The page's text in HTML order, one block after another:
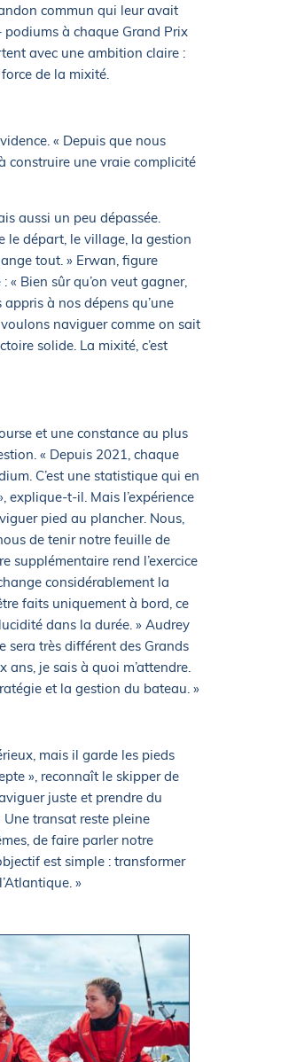
commun qui leur avait
podiums à chaque Grand Prix
avec une ambition claire :
de la mixité.
« Depuis que nous
construire une vraie complicité
aussi un peu dépassée.
le départ, le village, la gestion
tout. » Erwan, figure
« Bien sûr qu’on veut gagner,
à nos dépens qu’une
naviguer comme on sait
solide. La mixité, c’est
et une constance au plus
« Depuis 2021, chaque
C’est une statistique qui en
explique-t-il. Mais l’expérience
pied au plancher. Nous,
de tenir notre feuille de
supplémentaire rend l’exercice
considérablement la
faits uniquement à bord, ce
dans la durée. » Audrey
sera très différent des Grands
ans, je sais à quoi m’attendre.
et la gestion du bateau. »
mais il garde les pieds
», reconnaît le skipper de
juste et prendre du
Une transat reste pleine
de faire parler notre
est simple : transformer
»